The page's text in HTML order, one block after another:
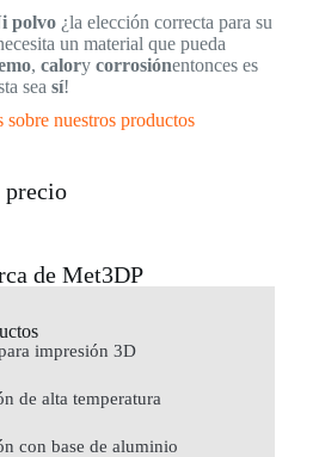
polvo¿la elección correcta para su
un material que pueda
, calory corrosiónentonces es
sea sí!
sobre nuestros productos
de Met3DP
impresión 3D
de alta temperatura
con base de aluminio